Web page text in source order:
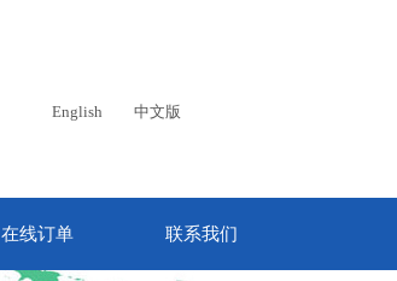
English 中文版
在线订单 联系我们